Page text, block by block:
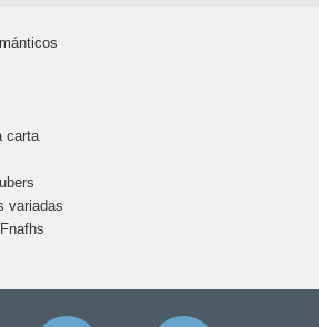
carta
variadas